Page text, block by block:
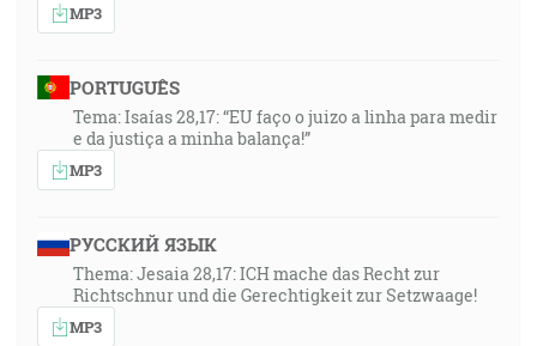
MP3
PORTUGUÊS
Tema: Isaías 28,17: “EU faço o juizo a linha para medir
e da justiça a minha balança!”
MP3
РУССКИЙ ЯЗЫК
Thema: Jesaia 28,17: ICH mache das Recht zur
Richtschnur und die Gerechtigkeit zur Setzwaage!
MP3